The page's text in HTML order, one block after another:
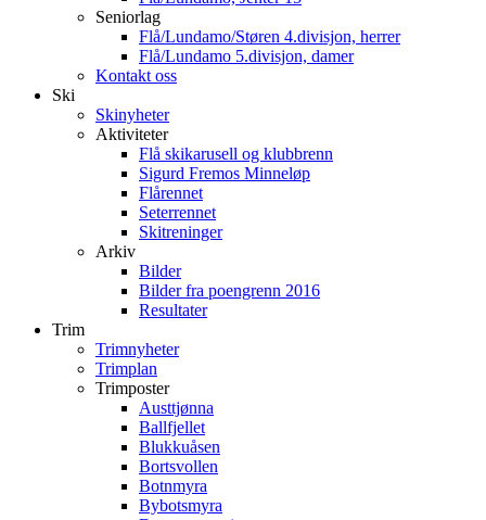
Seniorlag
Flå/Lundamo/Støren 4.divisjon, herrer
Flå/Lundamo 5.divisjon, damer
Kontakt oss
Ski
Skinyheter
Aktiviteter
Flå skikarusell og klubbrenn
Sigurd Fremos Minneløp
Flårennet
Seterrennet
Skitreninger
Arkiv
Bilder
Bilder fra poengrenn 2016
Resultater
Trim
Trimnyheter
Trimplan
Trimposter
Austtjønna
Ballfjellet
Blukkuåsen
Bortsvollen
Botnmyra
Bybotsmyra